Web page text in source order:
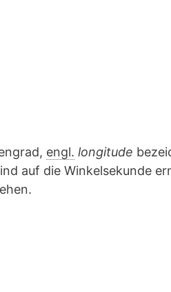
engl. longitude
auf die Winkelsekunde